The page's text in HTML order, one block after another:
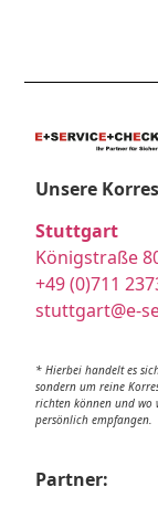
Unsere
Stuttgart
Königstraße
+49 (0)711
stuttgart@e-
* Hierbei handelt es
sondern um reine
richten können und wo
persönlich empfangen.
Partner: